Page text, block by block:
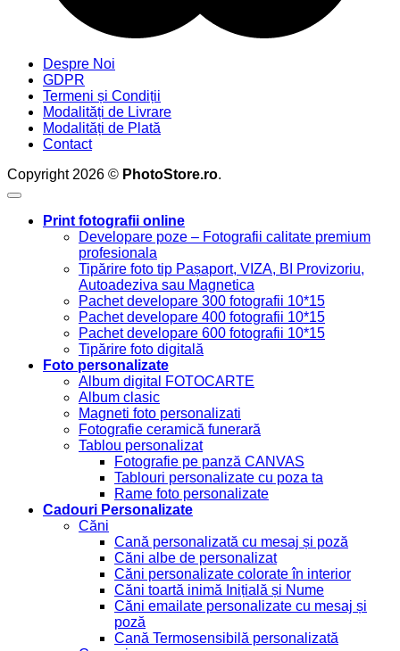
Despre Noi
GDPR
Termeni și Condiții
Modalități de Livrare
Modalități de Plată
Contact
Copyright 2026 © PhotoStore.ro.
Print fotografii online
Developare poze – Fotografii calitate premium
profesionala
Tipărire foto tip Pașaport, VIZA, BI Provizoriu,
Autoadeziva sau Magnetica
Pachet developare 300 fotografii 10*15
Pachet developare 400 fotografii 10*15
Pachet developare 600 fotografii 10*15
Tipărire foto digitală
Foto personalizate
Album digital FOTOCARTE
Album clasic
Magneti foto personalizati
Fotografie ceramică funerară
Tablou personalizat
Fotografie pe panză CANVAS
Tablouri personalizate cu poza ta
Rame foto personalizate
Cadouri Personalizate
Căni
Cană personalizată cu mesaj și poză
Căni albe de personalizat
Căni personalizate colorate în interior
Căni toartă inimă Inițială și Nume
Căni emailate personalizate cu mesaj și
poză
Cană Termosensibilă personalizată